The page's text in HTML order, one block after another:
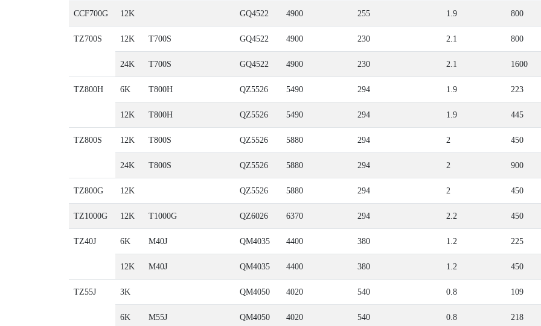
CCF700G 12K GQ4522 4900 255 1.9 800
TZ700S 12K T700S GQ4522 4900 230 2.1 800
24K T700S GQ4522 4900 230 2.1 1600
TZ800H 6K T800H QZ5526 5490 294 1.9 223
12K T800H QZ5526 5490 294 1.9 445
TZ800S 12K T800S QZ5526 5880 294 2 450
24K T800S QZ5526 5880 294 2 900
TZ800G 12K QZ5526 5880 294 2 450
TZ1000G 12K T1000G QZ6026 6370 294 2.2 450
TZ40J 6K M40J QM4035 4400 380 1.2 225
12K M40J QM4035 4400 380 1.2 450
TZ55J 3K QM4050 4020 540 0.8 109
6K M55J QM4050 4020 540 0.8 218